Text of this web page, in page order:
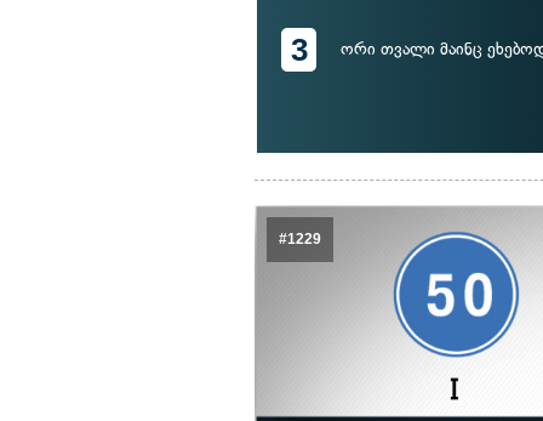
3 ორი თვალი მაინც
#1229